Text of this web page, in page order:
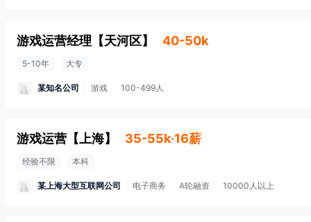
游戏运营经理 【天河区】 40-50k
5-10年 大专
某知名公司 游戏 100-499人
游戏运营 【 上海】 35-55k·16薪
经验不限 本科
某上海大型互联网公司 电子商务 A轮融资 10000人以上